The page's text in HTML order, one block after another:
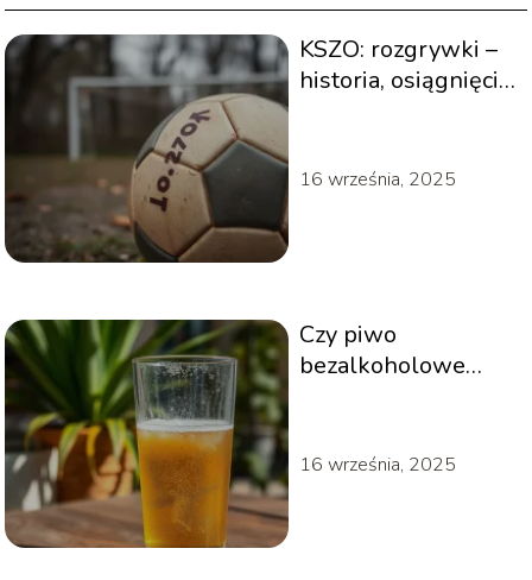
KSZO: rozgrywki –
historia, osiągnięcia
16 września, 2025
Czy piwo
bezalkoholowe
16 września, 2025